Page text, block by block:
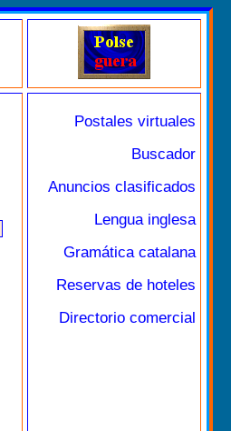
Postales virtuales
Buscador
Anuncios clasificados
Lengua inglesa
Gramática catalana
Reservas de hoteles
Directorio comercial